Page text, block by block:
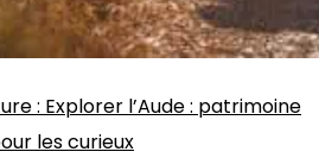
: Explorer l’Aude : patrimoine
les curieux